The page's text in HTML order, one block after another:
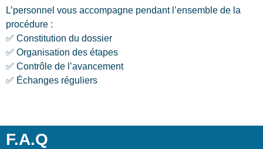
L’personnel vous accompagne pendant l’ensemble de la
procédure :
✅ Constitution du dossier
✅ Organisation des étapes
✅ Contrôle de l’avancement
✅ Échanges réguliers
F.A.Q